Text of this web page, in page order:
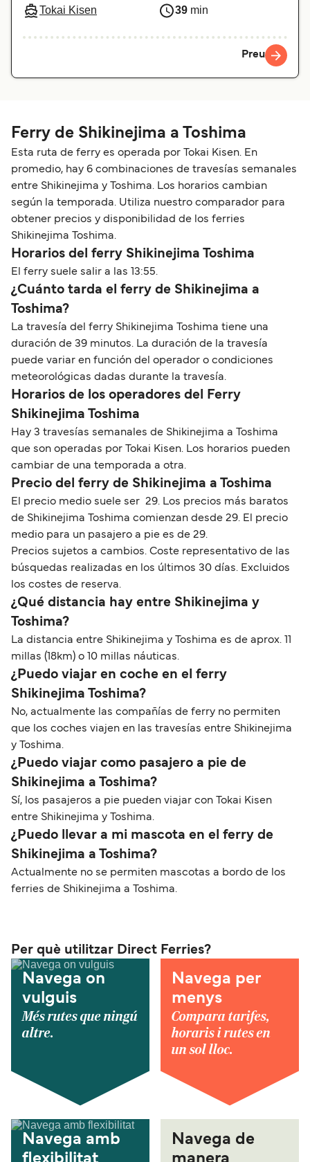
Tokai Kisen 39 min
Preu
Ferry de Shikinejima a Toshima
Esta ruta de ferry es operada por Tokai Kisen. En
promedio, hay 6 combinaciones de travesías semanales
entre Shikinejima y Toshima. Los horarios cambian
según la temporada. Utiliza nuestro comparador para
obtener precios y disponibilidad de los ferries
Shikinejima Toshima.
Horarios del ferry Shikinejima Toshima
El ferry suele salir a las 13:55.
¿Cuánto tarda el ferry de Shikinejima a
Toshima?
La travesía del ferry Shikinejima Toshima tiene una
duración de 39 minutos. La duración de la travesía
puede variar en función del operador o condiciones
meteorológicas dadas durante la travesía.
Horarios de los operadores del Ferry
Shikinejima Toshima
Hay 3 travesías semanales de Shikinejima a Toshima
que son operadas por Tokai Kisen. Los horarios pueden
cambiar de una temporada a otra.
Precio del ferry de Shikinejima a Toshima
El precio medio suele ser 29. Los precios más baratos
de Shikinejima Toshima comienzan desde 29. El precio
medio para un pasajero a pie es de 29.
Precios sujetos a cambios. Coste representativo de las
búsquedas realizadas en los últimos 30 días. Excluidos
los costes de reserva.
¿Qué distancia hay entre Shikinejima y
Toshima?
La distancia entre Shikinejima y Toshima es de aprox. 11
millas (18km) o 10 millas náuticas.
¿Puedo viajar en coche en el ferry
Shikinejima Toshima?
No, actualmente las compañías de ferry no permiten
que los coches viajen en las travesías entre Shikinejima
y Toshima.
¿Puedo viajar como pasajero a pie de
Shikinejima a Toshima?
Sí, los pasajeros a pie pueden viajar con Tokai Kisen
entre Shikinejima y Toshima.
¿Puedo llevar a mi mascota en el ferry de
Shikinejima a Toshima?
Actualmente no se permiten mascotas a bordo de los
ferries de Shikinejima a Toshima.
Per què utilitzar Direct Ferries?
Navega on
vulguis
Més rutes que ningú
altre.
Navega per
menys
Compara tarifes,
horaris i rutes en
un sol lloc.
Navega amb
Navega de